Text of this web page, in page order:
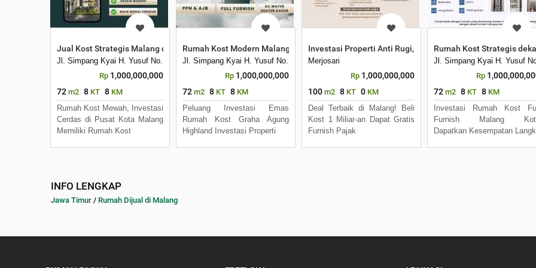
Jual Kost Strategis Malang dekat ITN dan UM, Harga Menarik
Jl. Simpang Kyai H. Yusuf No. 08 D, Tasikmadu, Kec Lowokwaru, Kota Malang, Jawa Timur
Rp 1,000,000,000
72 m2 8 KT 8 KM
Rumah Kost Mewah, Investasi
Cerdas di Pusat Kota Malang
Memiliki Rumah Kost
Rumah Kost Modern Malang Area Polinema, Investasi Untung Besar
Jl. Simpang Kyai H. Yusuf No. 08 D, Tasikmadu, Kec Lowokwaru, Kota Malang, Jawa Timur
Rp 1,000,000,000
72 m2 8 KT 8 KM
Peluang Investasi Emas
Rumah Kost Graha Agung
Highland Investasi Properti
Investasi Properti Anti Rugi, Kost 8 Kamar Selalu Penuh
Merjosari
Rp 1,000,000,000
100 m2 8 KT 0 KM
Deal Terbaik di Malang! Beli
Kost 1 Miliar-an Dapat Gratis
Furnish Pajak
Rumah Kost Strategis
Jl. Simpang Kyai H. Yusuf
Rp
72 m2 8 KT 8 KM
Investasi Rumah Kost Full
Furnish Malang
Dapatkan Kesempatan
INFO LENGKAP
Jawa Timur / Rumah Dijual di Malang